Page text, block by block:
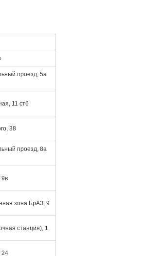
проезд, 5а
11 ст6
38
проезд, 8а
зона БрАЗ, 9
станция), 1
24